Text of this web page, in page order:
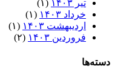
تیر ۱۴۰۳
(۱)
خرداد ۱۴۰۳
(۱)
اردیبهشت ۱۴۰۳
(۱)
فروردین ۱۴۰۳
(۲)